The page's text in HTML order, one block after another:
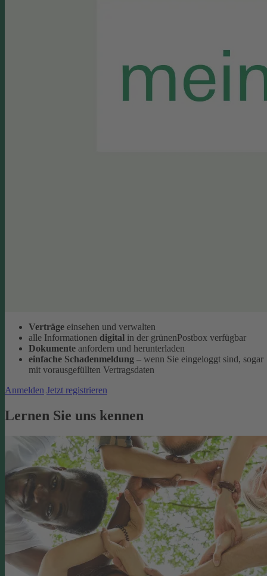
Verträge einsehen und verwalten
alle Informationen digital in der grünenPostbox verfügbar
Dokumente anfordern und herunterladen
einfache Schadenmeldung – wenn Sie eingeloggt sind, sogar
mit vorausgefüllten Vertragsdaten
Anmelden Jetzt registrieren
Lernen Sie uns kennen